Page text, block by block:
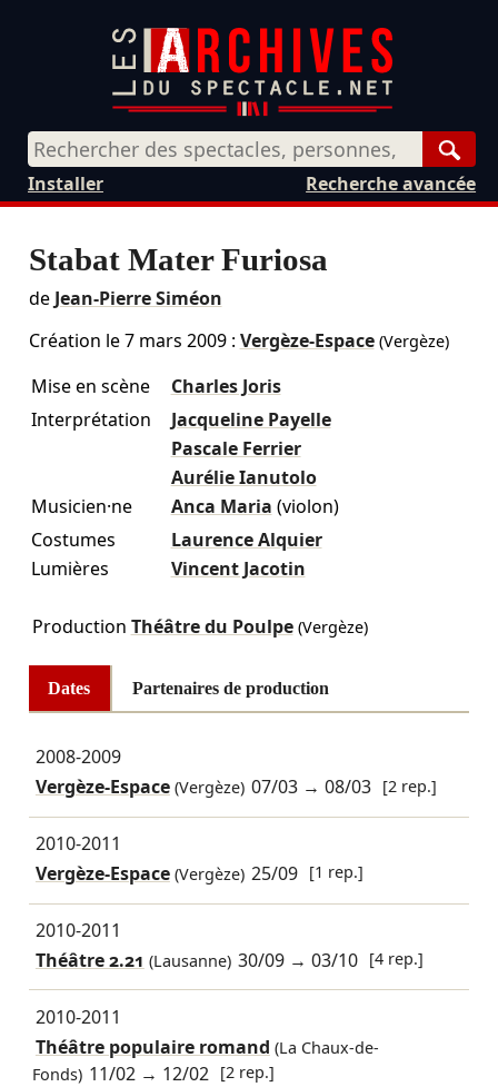
Recherche avancée
Installer
Stabat Mater Furiosa
de Jean-Pierre Siméon
Création le7 mars 2009: Vergèze-Espace(Vergèze)
Mise en scène
Charles Joris
Interprétation
Jacqueline Payelle
Pascale Ferrier
Aurélie Ianutolo
Musicien·ne
Anca Maria (violon)
Costumes
Laurence Alquier
Lumières
Vincent Jacotin
Production Théâtre du Poulpe(Vergèze)
Dates Partenaires de production
2008-2009
Vergèze-Espace(Vergèze) 07/03 →08/03 [2 rep.]
2010-2011
Vergèze-Espace(Vergèze) 25/09 [1 rep.]
2010-2011
Théâtre 2.21 (Lausanne) 30/09 →03/10 [4 rep.]
2010-2011
Théâtre populaire romand (La Chaux-de-
Fonds) 11/02 → 12/02 [2 rep.]